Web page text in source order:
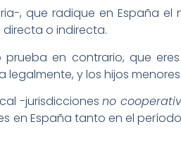
, que radique en España
o indirecta.
en contrario, que
y los hijos
-jurisdiccionesno
en España tanto en el